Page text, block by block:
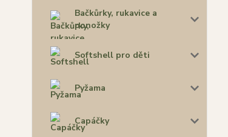
Bačkůrky, rukavice a
ponožky
Softshell pro děti
Pyžama
Capáčky